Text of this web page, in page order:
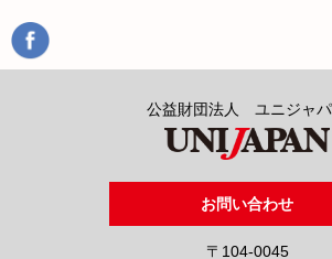
公益財団法人 ユニジャ
お問い合わせ
〒104-0045